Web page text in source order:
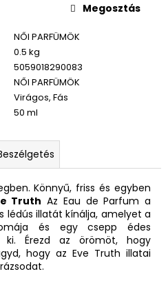
NŐI PARFÜMÖK
0.5 kg
5059018290083
NŐI PARFÜMÖK
Virágos, Fás
50 ml
Megosztás
Könnyű, friss és egyben
Truth Az Eau de Parfum a
lédús illatát kínálja, amelyet a
és egy csepp édes
ki. Érezd az örömöt, hogy
hogy az Eve Truth illatai